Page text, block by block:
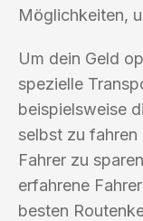
Möglichkeiten,
Um dein Geld
spezielle
beispielsweise
selbst zu
Fahrer zu
erfahrene
besten